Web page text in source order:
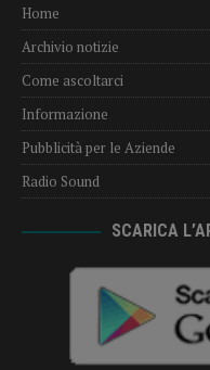
Home
Archivio notizie
Come ascoltarci
Informazione
Pubblicità per le Aziende
Radio Sound
SCARICA